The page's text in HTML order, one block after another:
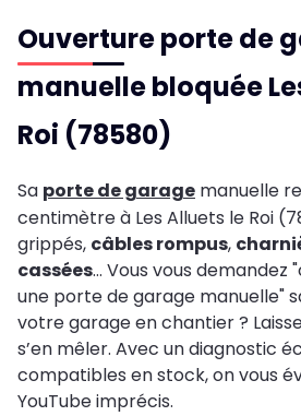
Ouverture porte de
manuelle bloquée
Roi (78580)
Sa porte de garage manuelle
centimètre à Les Alluets le Roi
grippés, câbles rompus,
cassées… Vous vous demandez
une porte de garage manuelle"
votre garage en chantier ?
s’en mêler. Avec un diagnostic
compatibles en stock, on vous
YouTube imprécis.